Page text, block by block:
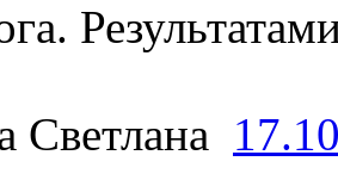
Светлана